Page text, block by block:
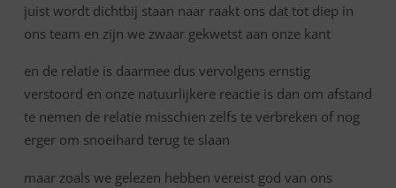
juist wordt dichtbij staan naar raakt ons dat tot diep in
ons team en zijn we zwaar gekwetst aan onze kant
en de relatie is daarmee dus vervolgens ernstig
verstoord en onze natuurlijkere reactie is dan om afstand
te nemen de relatie misschien zelfs te verbreken of nog
erger om snoeihard terug te slaan
maar zoals we gelezen hebben vereist god van ons